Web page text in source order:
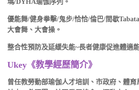
瑪/DYHA瑜伽序列。
優能舞/健身拳擊/鬼步/恰恰/倫巴/間歇
大會舞、大會操。
整合性預防及延緩失能~長者健康促進體適
Ukey《教學經歷簡介》
曾任教勞動部瑜伽人才培訓、市政府、體育